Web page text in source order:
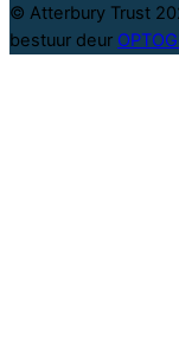
© Atterbury Trust
bestuur deur